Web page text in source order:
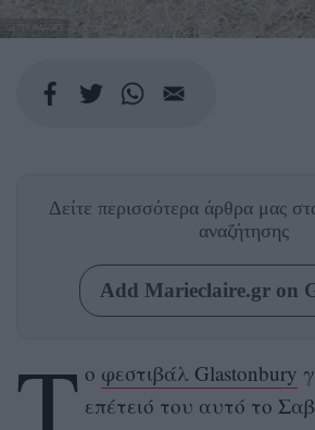
GETTY IMAGES
Δείτε περισσότερα άρθρα μας
αναζήτησης
Add Marieclaire.gr on
ο φεστιβάλ Glastonbury
επέτειό του αυτό το